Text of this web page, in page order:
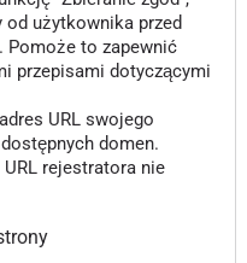
użytkownika przed
Pomoże to zapewnić
przepisami dotyczącymi
URL swojego
domen.
rejestratora nie